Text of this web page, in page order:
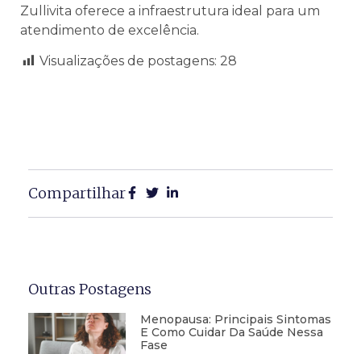
Zullivita oferece a infraestrutura ideal para um
atendimento de excelência.
Visualizações de postagens: 28
Compartilhar
Outras Postagens
Menopausa: Principais Sintomas
E Como Cuidar Da Saúde Nessa
Fase